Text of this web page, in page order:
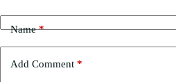
Name*
Add Comment *